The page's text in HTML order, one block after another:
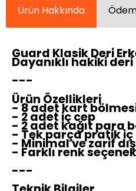
Ürün Hakkında
Guard Klasik Deri
Dayanıklı hakiki
---
Ürün Özellikleri
- 8 adet kart
- 2 adet iç cep
- 2 adet kağıt para
- Tek parça pratik iç
- Minimal ve zarif
- Farklı renk
---